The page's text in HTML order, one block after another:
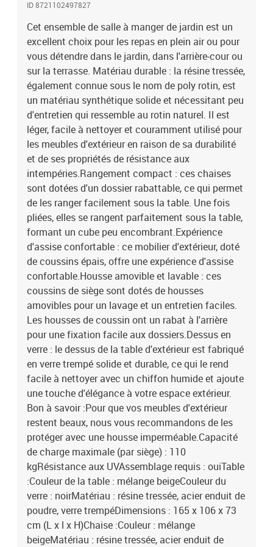
tissu (100 % polyester)Matériau de remplissage :
mousseDimensions du coussin de chaise : 76 x 45,5 x 2 cm (L x l x
é)La livraison contient :1 x table de jardin6 x chaise de jardin6 x
coussin de chaise à haut dossier avec housse amovible et lavable
ID 8721102497827
Cet ensemble de salle à manger de jardin est un
excellent choix pour les repas en plein air ou pour
vous détendre dans le jardin, dans l'arrière-cour ou
sur la terrasse. Matériau durable : la résine tressée,
également connue sous le nom de poly rotin, est
un matériau synthétique solide et nécessitant peu
d'entretien qui ressemble au rotin naturel. Il est
léger, facile à nettoyer et couramment utilisé pour
les meubles d'extérieur en raison de sa durabilité
et de ses propriétés de résistance aux
intempéries.Rangement compact : ces chaises
sont dotées d'un dossier rabattable, ce qui permet
de les ranger facilement sous la table. Une fois
pliées, elles se rangent parfaitement sous la table,
formant un cube peu encombrant.Expérience
d'assise confortable : ce mobilier d'extérieur, doté
de coussins épais, offre une expérience d'assise
confortable.Housse amovible et lavable : ces
coussins de siège sont dotés de housses
amovibles pour un lavage et un entretien faciles.
Les housses de coussin ont un rabat à l'arrière
pour une fixation facile aux dossiers.Dessus en
verre : le dessus de la table d'extérieur est fabriqué
en verre trempé solide et durable, ce qui le rend
facile à nettoyer avec un chiffon humide et ajoute
une touche d'élégance à votre espace extérieur.
Bon à savoir :Pour que vos meubles d'extérieur
restent beaux, nous vous recommandons de les
protéger avec une housse imperméable.Capacité
de charge maximale (par siège) : 110
kgRésistance aux UVAssemblage requis : ouiTable
:Couleur de la table : mélange beigeCouleur du
verre : noirMatériau : résine tressée, acier enduit de
poudre, verre trempéDimensions : 165 x 106 x 73
cm (L x l x H)Chaise :Couleur : mélange
beigeMatériau : résine tressée, acier enduit de